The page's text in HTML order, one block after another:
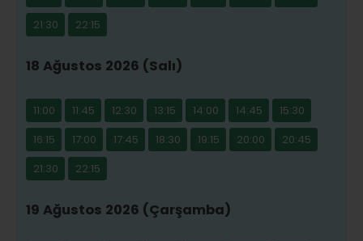
21:30
22:15
18 Ağustos 2026 (Salı)
11:00 11:45 12:30 13:15 14:00 14:45
15:30
16:15
17:00 17:45 18:30 19:15 20:00
20:45
21:30
22:15
19 Ağustos 2026 (Çarşamba)